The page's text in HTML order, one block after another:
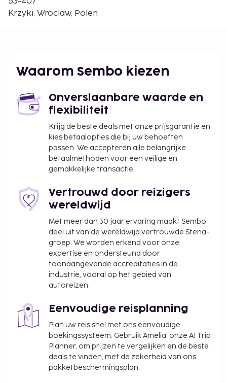
Opera van Wrocław - 2,6 km
Poppentheater van Wroclaw - 2,6 km
Enkele van de voorzieningen zijn gratis
kabelinternet, een snelle incheckservice en een
rookruimtes.
Toeslag voor huisdieren: PLN 30 per huisdier,
per verblijf
Assistentiedieren zijn vrijgesteld van toeslagen
Toeslag voor extra bed: PLN 60.0 per dag
Toeslag voor handdoeken: PLN 6 per persoon,
per verblijf (je mag ook je eigen handdoeken
meenemen)
Deze lijst is mogelijk niet volledig. Toeslagen en
borgsommen zijn mogelijk excl. btw en kunnen
Krzyki, Wroclaw, Polen
Waarom Sembo kiezen
Onverslaanbare waarde en
flexibiliteit
Krijg de beste deals met onze prijsgarantie en
kies betaalopties die bij uw behoeften
passen. We accepteren alle belangrijke
betaalmethoden voor een veilige en
gemakkelijke transactie.
Vertrouwd door reizigers
wereldwijd
Met meer dan 30 jaar ervaring maakt Sembo
deel uit van de wereldwijd vertrouwde Stena-
groep. We worden erkend voor onze
expertise en ondersteund door
toonaangevende accreditaties in de
industrie, vooral op het gebied van
autoreizen.
Eenvoudige reisplanning
Plan uw reis snel met ons eenvoudige
boekingssysteem. Gebruik Amelia, onze AI Trip
Planner, om prijzen te vergelijken en de beste
deals te vinden, met de zekerheid van ons
pakketbeschermingsplan.